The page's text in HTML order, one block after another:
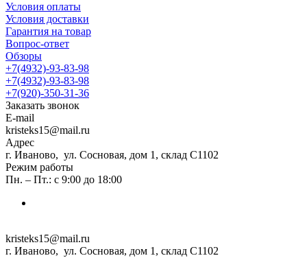
Условия оплаты
Условия доставки
Гарантия на товар
Вопрос-ответ
Обзоры
+7(4932)-93-83-98
+7(4932)-93-83-98
+7(920)-350-31-36
Заказать звонок
E-mail
kristeks15@mail.ru
Адрес
г. Иваново, ул. Сосновая, дом 1, склад С1102
Режим работы
Пн. – Пт.: с 9:00 до 18:00
kristeks15@mail.ru
г. Иваново, ул. Сосновая, дом 1, склад С1102